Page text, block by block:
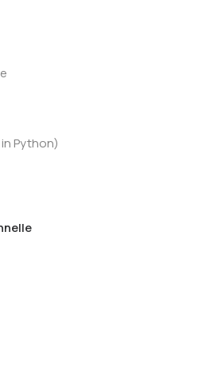
Python)